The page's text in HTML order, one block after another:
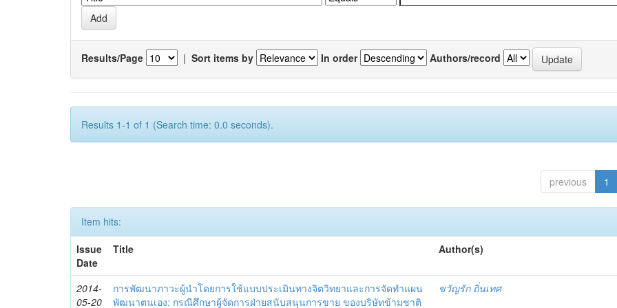
Results/Page | Sort items by In order Authors/record
Results 1-1 of 1 (Search time: 0.0 seconds).
previous 1
Item hits:
Issue
Date
Title Author(s)
2014-
05-20
การพัฒนาภาวะผู้นำโดยการใช้แบบประเมินทางจิตวิทยาและการจัดทำแผน
พัฒนาตนเอง: กรณีศึกษาผู้จัดการฝ่ายสนับสนุนการขาย ของบริษัทข้ามชาติ
ขวัญรัก ถิ่นเทศ